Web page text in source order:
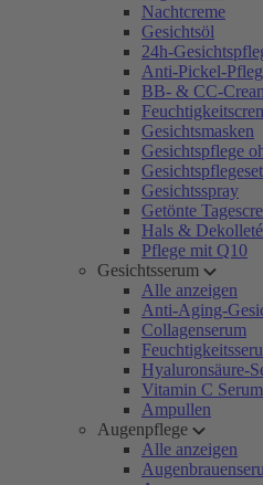
Nachtcreme
Gesichtsöl
24h-
Anti-Pickel-
BB- & CC-
Gesichtsmasken
Gesichtspflege
Gesichtsspray
Getönte
Hals & Dekolleté
Pflege mit Q10
Gesichtsserum
Alle anzeigen
Anti-Aging-
Collagenserum
Hyaluronsäure-
Vitamin C Serum
Ampullen
Augenpflege
Alle anzeigen